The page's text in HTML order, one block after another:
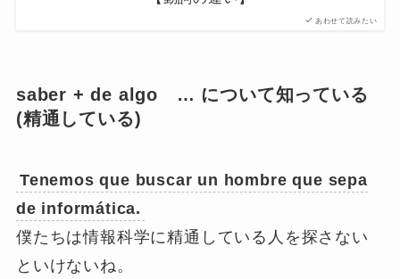
あわせて読みたい
saber + de algo … について知っている
(精通している)
Tenemos que buscar un hombre que sepa
de informática.
僕たちは情報科学に精通している人を探さない
といけないね。